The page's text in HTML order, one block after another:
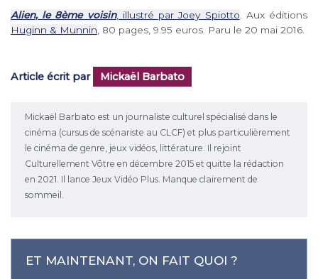
Alien, le 8ème voisin, illustré par Joey Spiotto . Aux éditions
Huginn & Munnin , 80 pages, 9.95 euros. Paru le 20 mai 2016.
Article écrit par Mickaël Barbato
Mickaël Barbato est un journaliste culturel spécialisé dans le
cinéma (cursus de scénariste au CLCF) et plus particulièrement
le cinéma de genre, jeux vidéos, littérature. Il rejoint
Culturellement Vôtre en décembre 2015 et quitte la rédaction
en 2021. Il lance Jeux Vidéo Plus. Manque clairement de
sommeil.
ET MAINTENANT, ON FAIT QUOI ?